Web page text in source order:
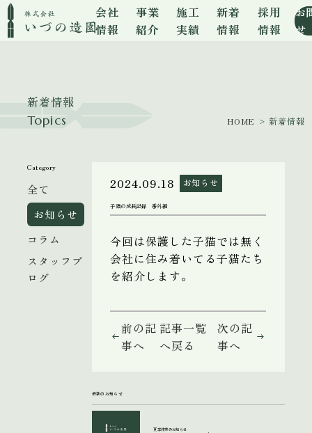
会社
情報
事業
紹介
施工
実績
新着
情報
採用
情報
お
せ
新着情報
Topics HOME > 新着情報
Category
全て
お知らせ
コラム
スタッフブ
ログ
2024.09.18 お知らせ
子猫の成長記録 番外編
今回は保護した子猫では無く
会社に住み着いてる子猫たち
を紹介します。
前の記
事へ
記事一覧
へ戻る
次の記
事へ
最新のお知らせ
夏季休業のお知らせ